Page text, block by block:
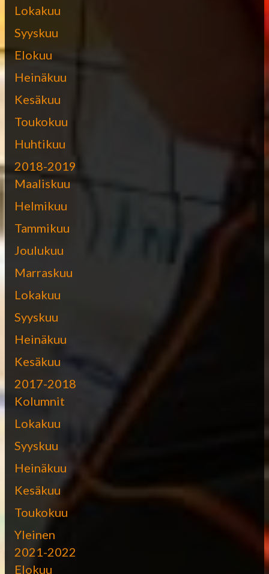
Lokakuu
Syyskuu
Elokuu
Heinäkuu
Kesäkuu
Toukokuu
Huhtikuu
2018-2019
Maaliskuu
Helmikuu
Tammikuu
Joulukuu
Marraskuu
Lokakuu
Syyskuu
Heinäkuu
Kesäkuu
2017-2018
Kolumnit
Lokakuu
Syyskuu
Heinäkuu
Kesäkuu
Toukokuu
Yleinen
2021-2022
Elokuu